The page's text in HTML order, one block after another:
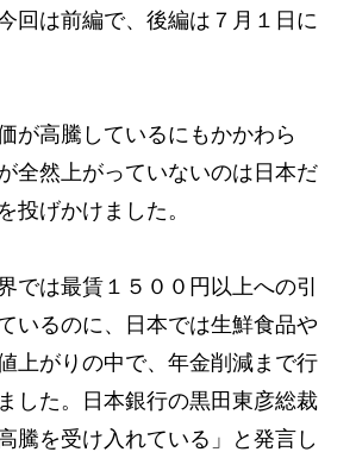
回は前編で、後編は７月１日に
が高騰しているにもかかわら
全然上がっていないのは日本だ
投げかけました。
では最賃１５００円以上への引
いるのに、日本では生鮮食品や
上がりの中で、年金削減まで行
した。日本銀行の黒田東彦総裁
騰を受け入れている」と発言し